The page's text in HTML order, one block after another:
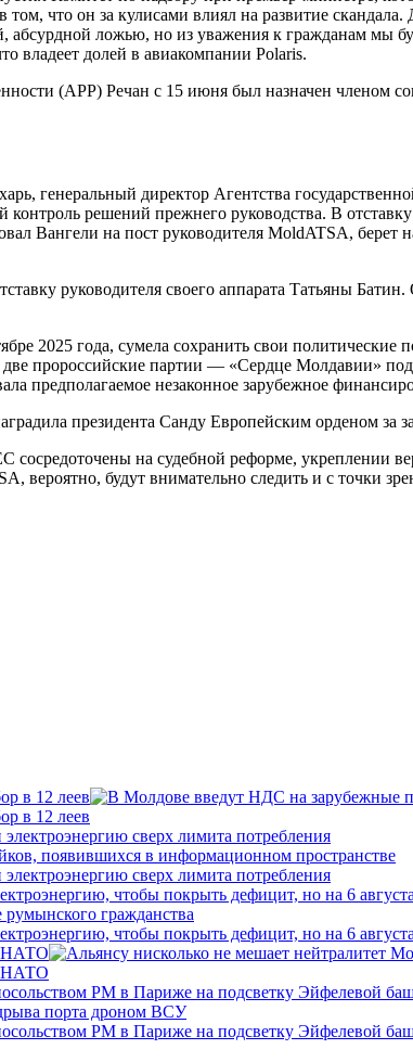
что он за кулисами влиял на развитие скандала.
абсурдной ложью, но из уважения к гражданам мы
владеет долей в авиакомпании Polaris.
(APP) Речан с 15 июня был назначен членом
генеральный директор Агентства
контроль решений прежнего руководства. В
Вангели на пост руководителя MoldATSA, берет
руководителя своего аппарата Татьяны
2025 года, сумела сохранить свои
пророссийские партии — «Сердце Молдавии»
предполагаемое незаконное зарубежное
президента Санду Европейским орденом
на судебной реформе, укреплении
вероятно, будут внимательно следить и с точки
в 12 леев
в 12 леев
сверх лимита потребления
сверх лимита потребления
чтобы покрыть дефицит, но на 6
чтобы покрыть дефицит, но на 6
НАТО
НАТО
РМ в Париже на подсветку Эйфелевой
РМ в Париже на подсветку Эйфелевой